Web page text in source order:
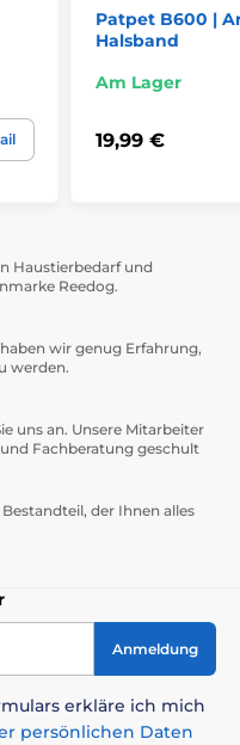
Monaten
der Stimmbänder
Patpet B600 |
Halsband
Am Lager
19,99 €
Haustierbedarf und
Reedog.
wir genug Erfahrung,
werden.
uns an. Unsere Mitarbeiter
Fachberatung geschult
der Ihnen alles
Anmeldung
erkläre ich mich
persönlichen Daten